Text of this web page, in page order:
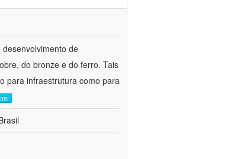
de
do bronze e do ferro. Tais
para infraestrutura como para